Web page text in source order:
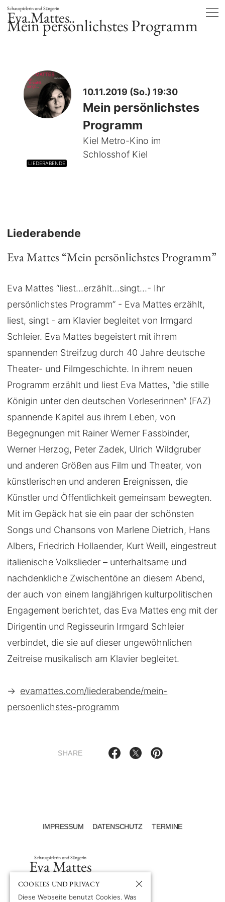
Schauspielerin und Sängerin
Eva Mattes
Mein persönlichstes Programm
LIEDERABENDE
10.11.2019 (So.) 19:30
Mein persönlichstes
Programm
Kiel Metro-Kino im
Schlosshof Kiel
Liederabende
Eva Mattes “Mein persönlichstes Programm”
Eva Mattes “liest...erzählt...singt...- Ihr
persönlichstes Programm” - Eva Mattes erzählt,
liest, singt - am Klavier begleitet von Irmgard
Schleier. Eva Mattes begeistert mit ihrem
spannenden Streifzug durch 40 Jahre deutsche
Theater- und Filmgeschichte. In ihrem neuen
Programm erzählt und liest Eva Mattes, “die stille
Königin unter den deutschen Vorleserinnen“ (FAZ)
spannende Kapitel aus ihrem Leben, von
Begegnungen mit Rainer Werner Fassbinder,
Werner Herzog, Peter Zadek, Ulrich Wildgruber
und anderen Größen aus Film und Theater, von
künstlerischen und anderen Ereignissen, die
Künstler und Öffentlichkeit gemeinsam bewegten.
Mit im Gepäck hat sie ein paar der schönsten
Songs und Chansons von Marlene Dietrich, Hans
Albers, Friedrich Hollaender, Kurt Weill, eingestreut
italienische Volkslieder – unterhaltsame und
nachdenkliche Zwischentöne an diesem Abend,
der auch von einem langjährigen kulturpolitischen
Engagement berichtet, das Eva Mattes eng mit der
Dirigentin und Regisseurin Irmgard Schleier
verbindet, die sie auf dieser ungewöhnlichen
Zeitreise musikalisch am Klavier begleitet.
→ evamattes.com/liederabende/mein-
persoenlichstes-programm
SHARE
IMPRESSUM DATENSCHUTZ TERMINE
Schauspielerin und Sängerin
Eva Mattes
COOKIES UND PRIVACY
Diese Webseite benutzt Cookies. Was